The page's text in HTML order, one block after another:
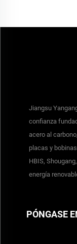
Jiangsu
confianza
acero al
placas y
HBIS,
energía
PÓNGASE